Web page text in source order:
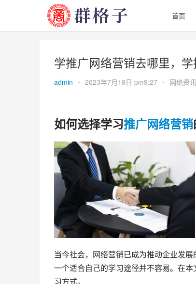
首页
学推广网络营销去哪里，
admin • 2023年7月19日 pm9:27 • 网络资讯
如何选择学习推广网络营销
当今社会，网络营销已成为推动企业发
一个适合自己的学习途径并不容易。在
习方式。